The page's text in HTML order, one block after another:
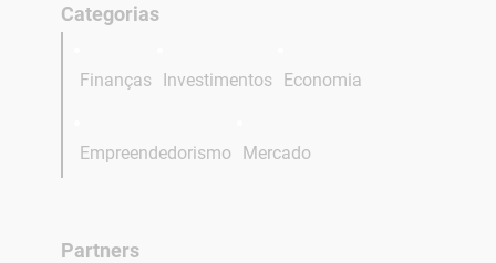
Categorias
Finanças Investimentos Economia
Empreendedorismo Mercado
Partners